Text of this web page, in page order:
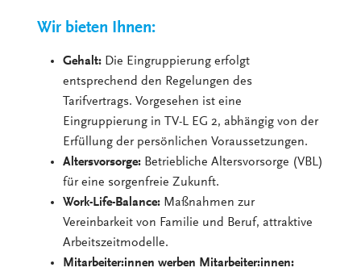
Wir bieten Ihnen:
Gehalt: Die Eingruppierung erfolgt
entsprechend den Regelungen des
Tarifvertrags. Vorgesehen ist eine
Eingruppierung in TV-L EG 2, abhängig von der
Erfüllung der persönlichen Voraussetzungen.
Altersvorsorge: Betriebliche Altersvorsorge (VBL)
für eine sorgenfreie Zukunft.
Work-Life-Balance: Maßnahmen zur
Vereinbarkeit von Familie und Beruf, attraktive
Arbeitszeitmodelle.
Mitarbeiter:innen werben Mitarbeiter:innen: